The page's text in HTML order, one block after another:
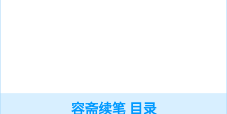
容斋续笔 目录